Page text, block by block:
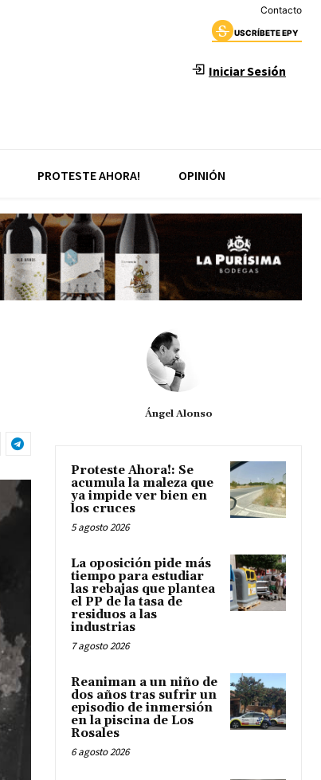
Contacto
USCRÍBETE EPY
Iniciar Sesión
PROTESTE AHORA! OPINIÓN
Ángel Alonso
Proteste Ahora!: Se
acumula la maleza que
ya impide ver bien en
los cruces
5 agosto 2026
La oposición pide más
tiempo para estudiar
las rebajas que plantea
el PP de la tasa de
residuos a las
industrias
7 agosto 2026
Reaniman a un niño de
dos años tras sufrir un
episodio de inmersión
en la piscina de Los
Rosales
6 agosto 2026